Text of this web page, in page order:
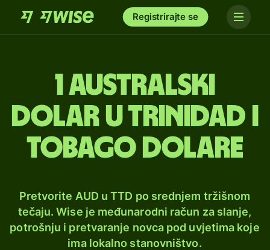
Registrirajte se
1 australski
dolar u Trinidad i
Tobago dolare
Pretvorite AUD u TTD po srednjem tržišnom
tečaju. Wise je međunarodni račun za slanje,
potrošnju i pretvaranje novca pod uvjetima koje
ima lokalno stanovništvo.